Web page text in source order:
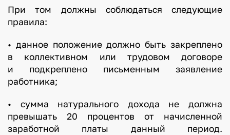
При том должны соблюдаться следующие
правила:
• данное положение должно быть закреплено
в коллективном или трудовом договоре
и подкреплено письменным заявление
работника;
• сумма натурального дохода не должна
превышать 20 процентов от начисленной
заработной платы данный период.